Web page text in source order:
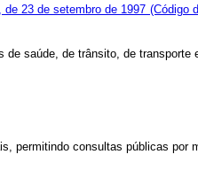
de 23 de setembro de 1997 (Código
de saúde, de trânsito, de transporte
permitindo consultas públicas por